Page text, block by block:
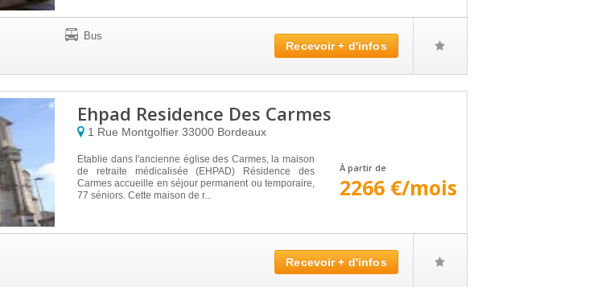
Bus
Recevoir + d'infos
Ehpad Residence Des Carmes
1 Rue Montgolfier 33000 Bordeaux
Établie dans l'ancienne église des Carmes, la maison
de retraite médicalisée (EHPAD) Résidence des
Carmes accueille en séjour permanent ou temporaire,
77 séniors. Cette maison de r...
À partir de
2266 €/mois
Recevoir + d'infos